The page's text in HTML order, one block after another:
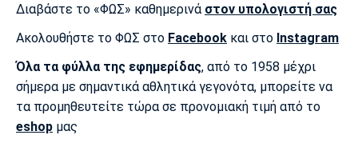
Διαβάστε το «ΦΩΣ» καθημερινά στον υπολογιστή σας
Ακολουθήστε το ΦΩΣ στο Facebook και στο Instagram
Όλα τα φύλλα της εφημερίδας, από το 1958 μέχρι
σήμερα με σημαντικά αθλητικά γεγονότα, μπορείτε να
τα προμηθευτείτε τώρα σε προνομιακή τιμή από το
eshop μας